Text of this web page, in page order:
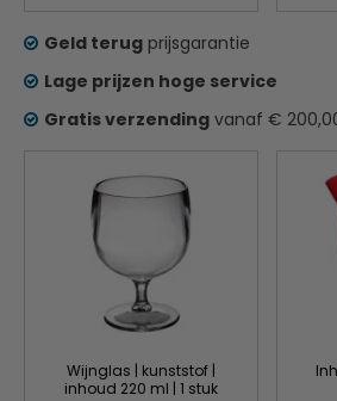
Wijnglas | kunststof |
inhoud 220 ml | 1 stuk
Geld terug prijsgarantie
Lage prijzen hoge service
Gratis verzending vanaf €